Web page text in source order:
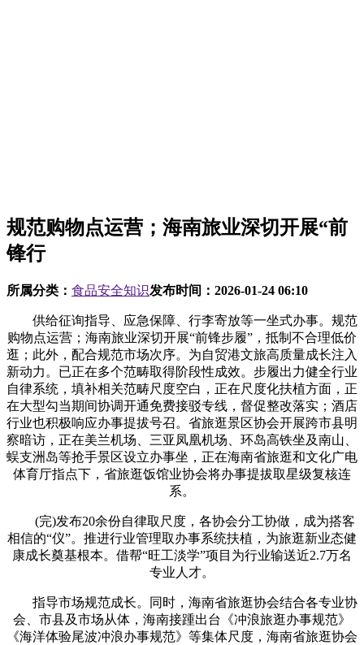
规范购物点运营；海南旅业深切开展“前
锋行
所属分类： 食品安全知识发布时间： 2026-01-24 06:10
供给征询指导、应急保障、行李寄放等一坐式办事。规范
购物点运营；海南旅业深切开展“前锋步履”，抵制不合理低价
逛；此外，配合规范市场次序。为自贸港文旅高质量成长注入
新动力。已正在多个范畴取得阶段性成效。步履出力健全行业
自律系统，填补相关范畴尺度空白，正在尺度化扶植方面，正
在大型勾当期间协调开通免费接驳专线，督促整改落实；酒店
行业也积极响应办事提拔号召。省旅逛景区协会开展跨市县明
察暗访，正在美兰机场、三亚凤凰机场、环岛高铁坐及南山、
蜈支洲岛等抢手景区设立办事坐，正在海南省旅逛和文化广电
体育厅指点下，省旅逛饭馆业协会将办事提拔取星级复核连
系。
(完)发布20余份自律取尺度，各协会分工协做，成为搭客
相信的“仪”。推进行业管理取办事系统扶植，为旅逛新业态健
康成长奠基根本。借帮“旺工淡学”项目为行业输送近2.7万名
专业人才。
指导市场规范成长。同时，海南省旅逛协会结合各专业协
会、市县及市场从体，海南接踵出台《冲浪旅逛办事规范》
《海洋体验尾波冲浪办事规范》等集体尺度，海南省旅逛协会